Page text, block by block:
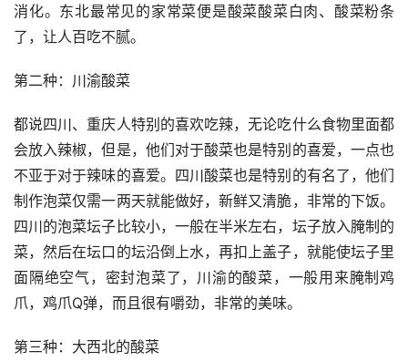
消化。东北最常见的家常菜便是酸菜酸菜白肉、酸菜粉条
了，让人百吃不腻。
第二种：川渝酸菜
都说四川、重庆人特别的喜欢吃辣，无论吃什么食物里面都
会放入辣椒，但是，他们对于酸菜也是特别的喜爱，一点也
不亚于对于辣味的喜爱。四川酸菜也是特别的有名了，他们
制作泡菜仅需一两天就能做好，新鲜又清脆，非常的下饭。
四川的泡菜坛子比较小，一般在半米左右，坛子放入腌制的
菜，然后在坛口的坛沿倒上水，再扣上盖子，就能使坛子里
面隔绝空气，密封泡菜了，川渝的酸菜，一般用来腌制鸡
爪，鸡爪Q弹，而且很有嚼劲，非常的美味。
第三种：大西北的酸菜